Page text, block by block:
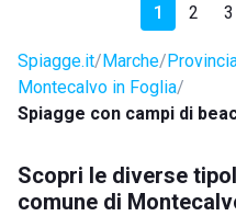
1 2 3
Spiagge.it Marche
Montecalvo in Foglia
Spiagge con campi di
Scopri le diverse
comune di